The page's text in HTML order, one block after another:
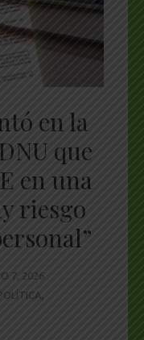
en la
que
en una
riesgo
7, 2026
,